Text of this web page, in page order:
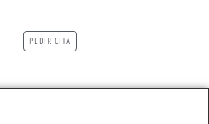
PEDIR CITA